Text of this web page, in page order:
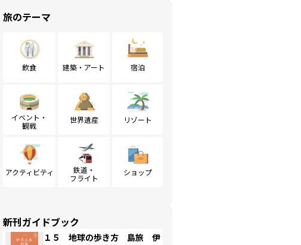
旅のテーマ
飲食 建築・アート 宿泊
イベント・
観戦
世界遺産 リゾート
アクティビティ
鉄道・
フライト
ショップ
新刊ガイドブック
１５ 地球の歩き方 島旅 伊